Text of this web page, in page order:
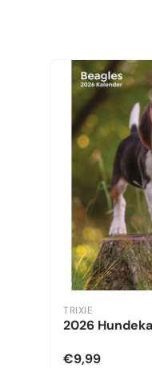
TRIXIE
2026
€9,99